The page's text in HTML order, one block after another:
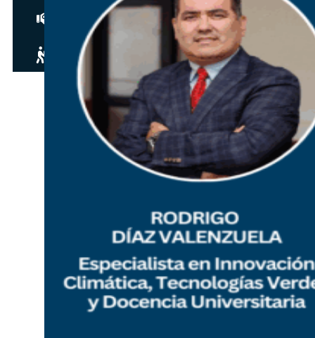
Guía del instructor pronto
Contacto